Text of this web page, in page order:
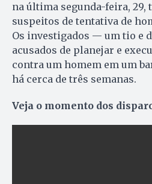
na última segunda-feira, 29,
suspeitos de tentativa de
Os investigados — um tio e
acusados de planejar e
contra um homem em um
há cerca de três semanas.
Veja o momento dos